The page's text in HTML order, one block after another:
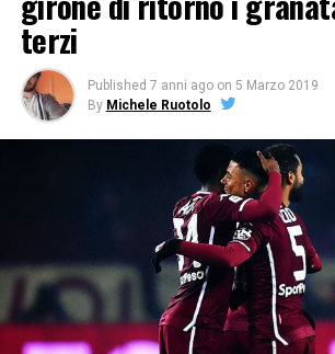
terzi
Published 7 anni ago on 5 Marzo 2019
By Michele Ruotolo